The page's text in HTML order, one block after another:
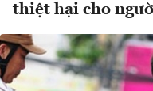
thiệt hại cho